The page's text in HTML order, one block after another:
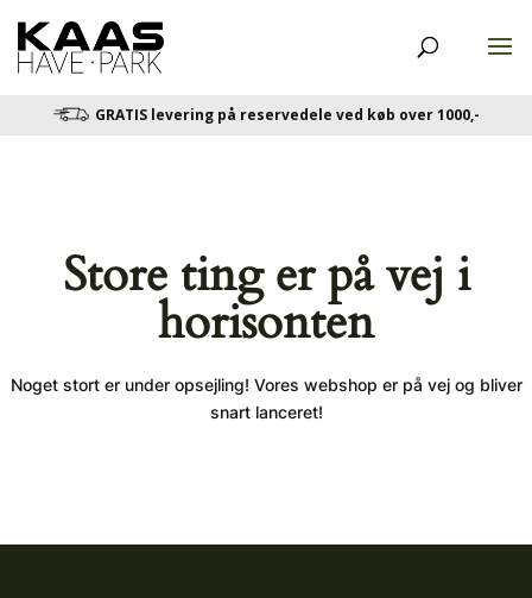
GRATIS levering på reservedele ved køb over 1000,-
Store ting er på vej i
horisonten
Noget stort er under opsejling! Vores webshop er på vej og bliver
snart lanceret!